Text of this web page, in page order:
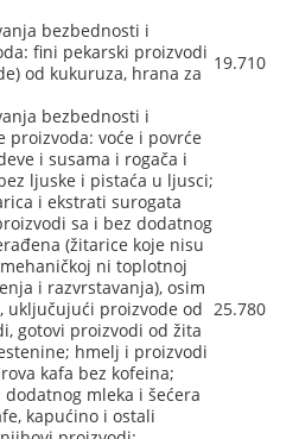
bezbednosti i
fini pekarski proizvodi
od kukuruza, hrana za
19.710
bezbednosti i
proizvoda: voće i povrće
i susama i rogača i
ljuske i pistaća u ljusci;
i ekstrati surogata
sa i bez dodatnog
(žitarice koje nisu
ni toplotnoj
i razvrstavanja), osim
uključujući proizvode od
gotovi proizvodi od žita
hmelj i proizvodi
kafa bez kofeina;
mleka i šećera
kapućino i ostali
25.780